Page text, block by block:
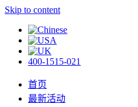
Skip to content
400-1515-021
首页
最新活动